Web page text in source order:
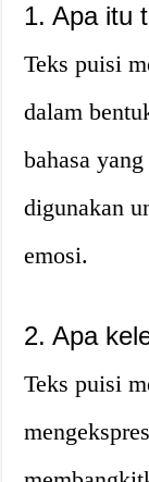
1. Apa itu
Teks puisi
dalam
bahasa
digunakan
emosi.
2. Apa
Teks puisi